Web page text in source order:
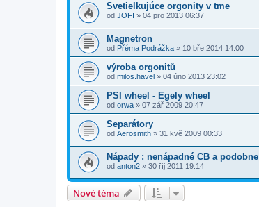
Svetielkujúce orgonity v tme
od JOFI » 04 pro 2013 06:37
Magnetron
od Přéma Podrážka » 10 bře 2014 14:00
výroba orgonitů
od milos.havel » 04 úno 2013 23:02
PSI wheel - Egely wheel
od orwa » 07 zář 2009 20:47
Separátory
od Aerosmith » 31 kvě 2009 00:33
Nápady : nenápadné CB a podobne
od anton2 » 30 říj 2011 19:14
Nové téma